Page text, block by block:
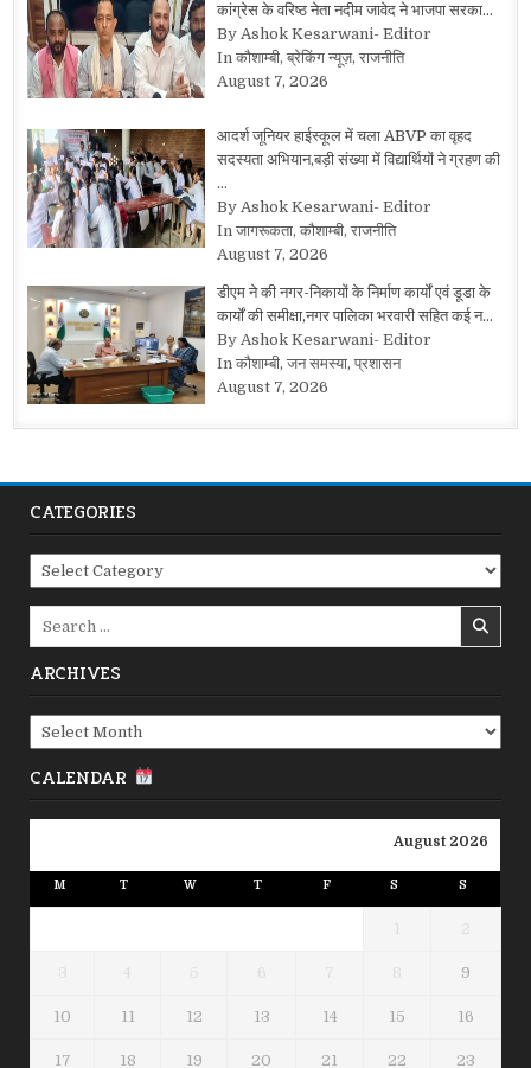
कांग्रेस के वरिष्ठ नेता नदीम जावेद ने भाजपा सरका…
By Ashok Kesarwani- Editor
In कौशाम्बी, ब्रेकिंग न्यूज़, राजनीति
August 7, 2026
आदर्श जूनियर हाईस्कूल में चला ABVP का वृहद
सदस्यता अभियान,बड़ी संख्या में विद्यार्थियों ने ग्रहण की
…
By Ashok Kesarwani- Editor
In जागरूकता, कौशाम्बी, राजनीति
August 7, 2026
डीएम ने की नगर-निकायों के निर्माण कार्यों एवं डूडा के
कार्यों की समीक्षा,नगर पालिका भरवारी सहित कई न…
By Ashok Kesarwani- Editor
In कौशाम्बी, जन समस्या, प्रशासन
August 7, 2026
CATEGORIES
Categories
ARCHIVES
Archives
CALENDAR
August 2026
M T W T F S S
1 2
3 4 5 6 7 8 9
10 11 12 13 14 15 16
17 18 19 20 21 22 23